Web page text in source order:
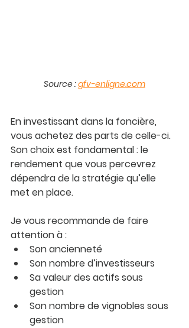
Source : gfv-enligne.com
En investissant dans la foncière,
vous achetez des parts de celle-ci.
Son choix est fondamental : le
rendement que vous percevrez
dépendra de la stratégie qu’elle
met en place.
Je vous recommande de faire
attention à :
Son ancienneté
Son nombre d’investisseurs
Sa valeur des actifs sous
gestion
Son nombre de vignobles sous
gestion